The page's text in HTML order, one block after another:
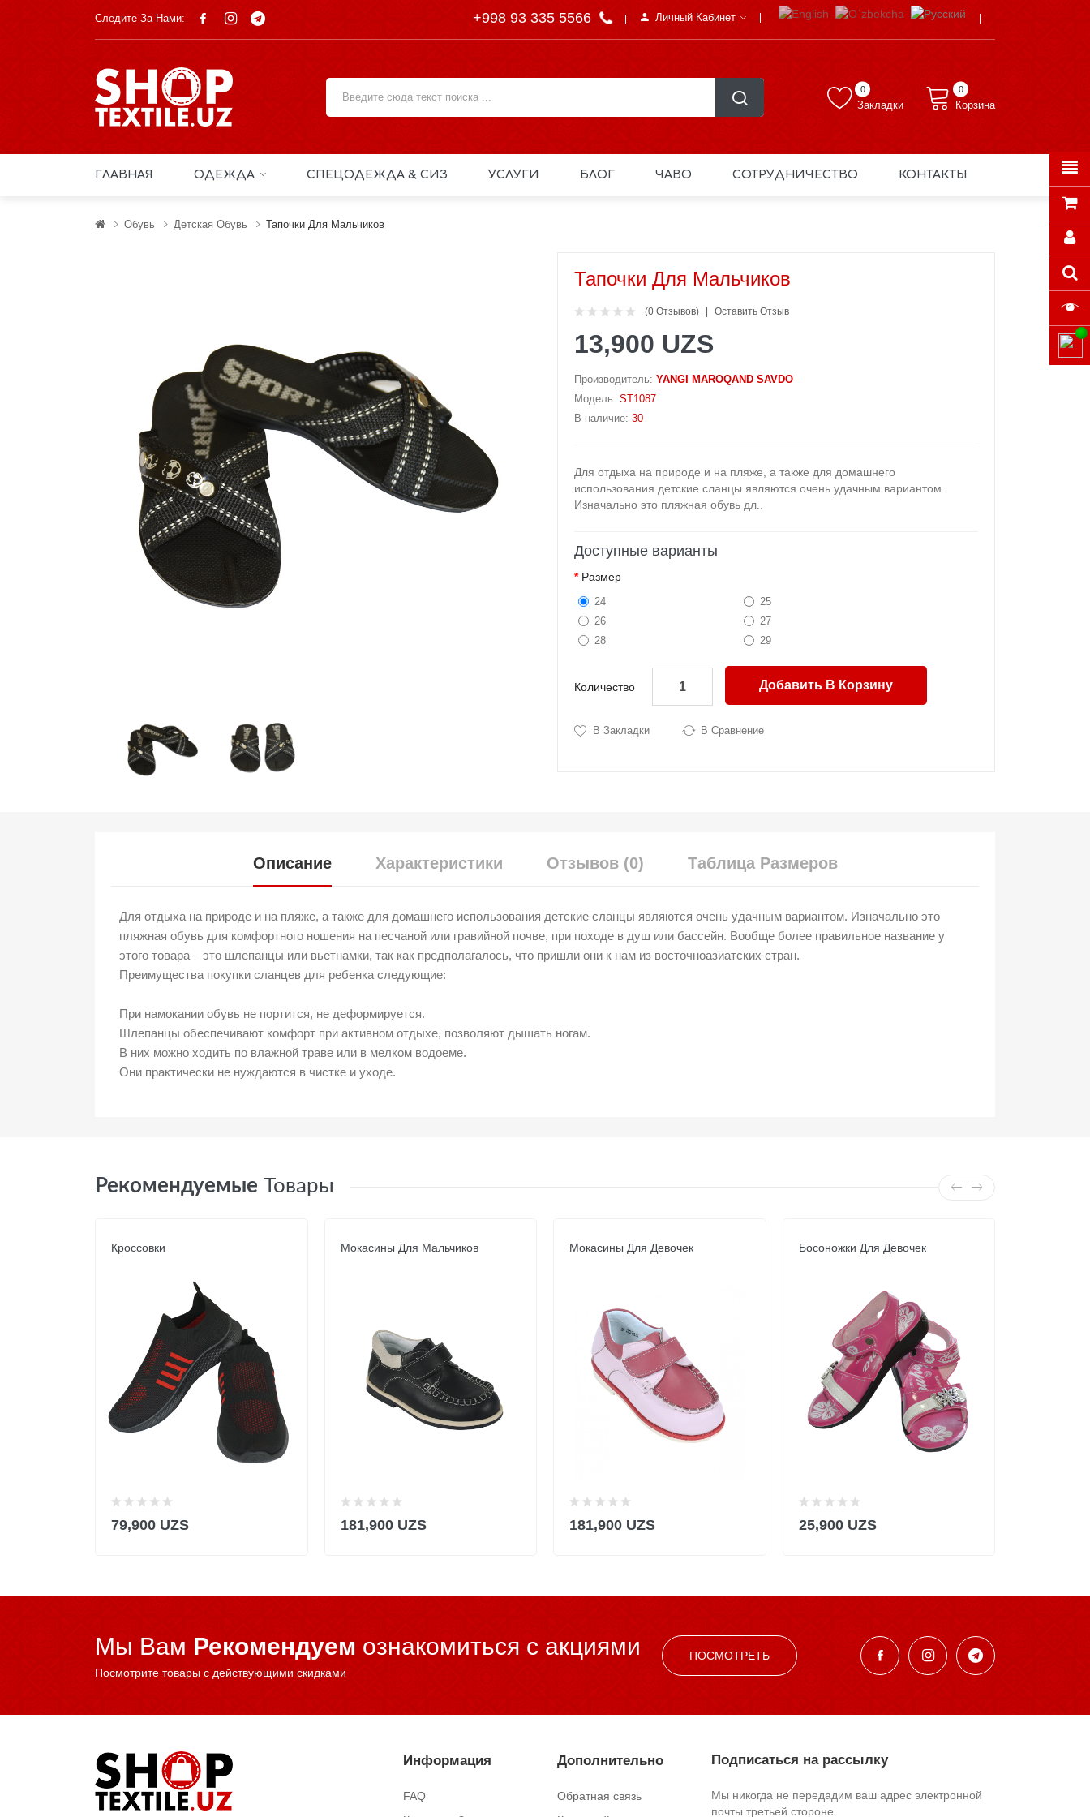
Следите За Нами: +998 93 335 5566 Личный Кабинет
Закладки
0 0
Корзина
ГЛАВНАЯ ОДЕЖДА СПЕЦОДЕЖДА & СИЗ УСЛУГИ БЛОГ ЧАВО СОТРУДНИЧЕСТВО КОНТАКТЫ
Обувь Детская Обувь Тапочки Для Мальчиков
Тапочки Для Мальчиков
(0 Отзывов) Оставить Отзыв
13,900 UZS
Производитель: YANGI MAROQAND SAVDO
Модель: ST1087
В наличие: 30
Для отдыха на природе и на пляже, а также для домашнего
использования детские сланцы являются очень удачным вариантом.
Изначально это пляжная обувь дл..
Доступные варианты
Размер
24
25
26
27
28
29
Количество Добавить В Корзину
В Закладки В Сравнение
Описание Характеристики Отзывов (0) Таблица Размеров
Для отдыха на природе и на пляже, а также для домашнего использования детские сланцы являются очень удачным вариантом. Изначально это
пляжная обувь для комфортного ношения на песчаной или гравийной почве, при походе в душ или бассейн. Вообще более правильное название у
этого товара – это шлепанцы или вьетнамки, так как предполагалось, что пришли они к нам из восточноазиатских стран.
Преимущества покупки сланцев для ребенка следующие:
При намокании обувь не портится, не деформируется.
Шлепанцы обеспечивают комфорт при активном отдыхе, позволяют дышать ногам.
В них можно ходить по влажной траве или в мелком водоеме.
Они практически не нуждаются в чистке и уходе.
Рекомендуемые Товары
Кроссовки
79,900 UZS
Мокасины Для Мальчиков
181,900 UZS
Мокасины Для Девочек
181,900 UZS
Босоножки Для Девочек
25,900 UZS
Мы Вам Рекомендуем ознакомиться c акциями
Посмотрите товары с действующими скидками
ПОСМОТРЕТЬ
Информация
FAQ
Дополнительно
Обратная связь
Подписаться на рассылку
Мы никогда не передадим ваш адрес электронной
почты третьей стороне.